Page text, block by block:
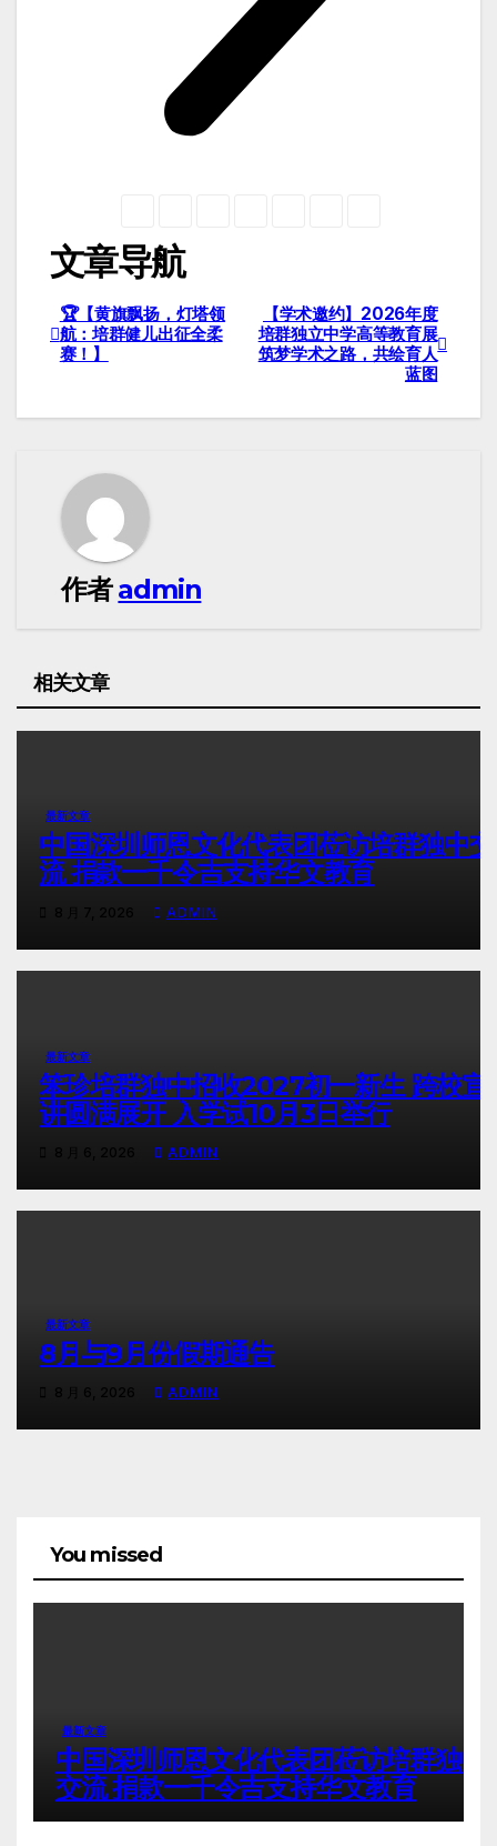
文章导航
【学术邀约】2026年度
培群独立中学高等教育展
筑梦学术之路，共绘育人
蓝图
🏆【黄旗飘扬，灯塔领
航：培群健儿出征全柔
赛！】
作者admin
相关文章
最新文章
中国深圳师恩文化代表团莅访培群独中交
流 捐款一千令吉支持华文教育
ADMIN
最新文章
笨珍培群独中招收2027初一新生 跨校宣
讲圆满展开 入学试10月3日举行
ADMIN
最新文章
8月与9月份假期通告
8 月 6, 2026 ADMIN
You missed
最新文章
中国深圳师恩文化代表团莅访培群独中
交流 捐款一千令吉支持华文教育